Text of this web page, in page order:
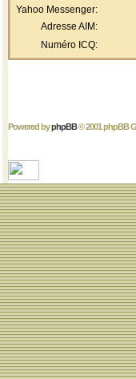
Yahoo Messenger:
Adresse AIM:
Numéro ICQ:
Powered byphpBB© 2001 phpBB